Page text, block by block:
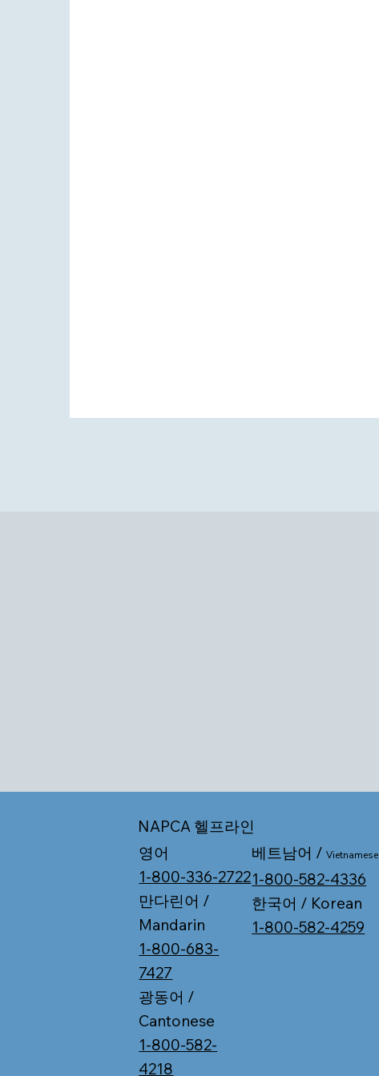
NAPCA 헬프라인
영어
1-800-336-2722
만다린어 /
Mandarin
1-800-683-
7427
광동어 /
Cantonese
1-800-582-
4218
베트남어 /Vietnamese
1-800-582-4336
한국어 / Korean
1-800-582-4259